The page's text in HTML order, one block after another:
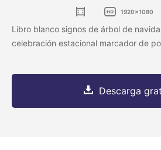
1920x1080
Libro blanco signos de árbol de
celebración estacional marcador de
Descarga